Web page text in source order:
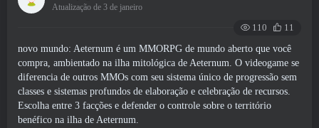
Atualização de 3 de janeiro
110
11
novo mundo: Aeternum é um MMORPG de mundo aberto que você
compra, ambientado na ilha mitológica de Aeternum. O videogame se
diferencia de outros MMOs com seu sistema único de progressão sem
classes e sistemas profundos de elaboração e celebração de recursos.
Escolha entre 3 facções e defender o controle sobre o território
benéfico na ilha de Aeternum.